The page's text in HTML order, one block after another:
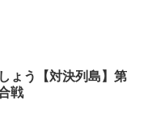
ょう【対決列島】第
戦